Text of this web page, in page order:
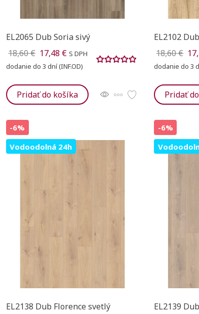
EL2065 Dub Soria sivý
18,60 € 17,48 € S DPH
dodanie do 3 dní (INF.OD)
Pridať do košíka
EL2102
18,60 €
dodanie do 3
Pridať
-6%
Vodoodolná 24h
EL2138 Dub Florence svetlý
-6%
EL2139
((modalDeleteText))
Vytvoriť zoznam želaní
prihlásiť sa.